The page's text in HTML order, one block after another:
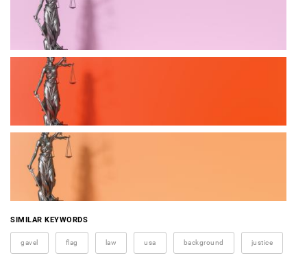
SIMILAR KEYWORDS
gavel flag law usa background justice